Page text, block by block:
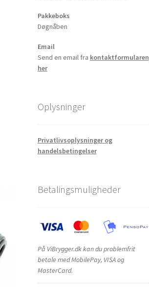
Pakkeboks
Døgnåben
Email
Send en email fra kontaktformularen
her
Oplysninger
Privatlivsoplysninger og
handelsbetingelser
Betalingsmuligheder
På ViBrygger.dk kan du problemfrit
betale med MobilePay, VISA og
MasterCard.